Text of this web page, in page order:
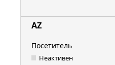
AZ
Посетитель
Неактивен